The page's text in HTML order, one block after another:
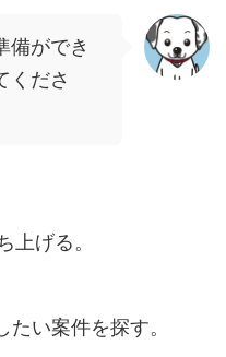
備ができ
くださ
上げる。
い案件を探す。